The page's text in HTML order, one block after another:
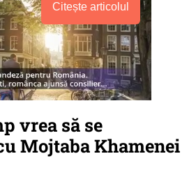
Citește articolul
vrea să se
Mojtaba Khamenei